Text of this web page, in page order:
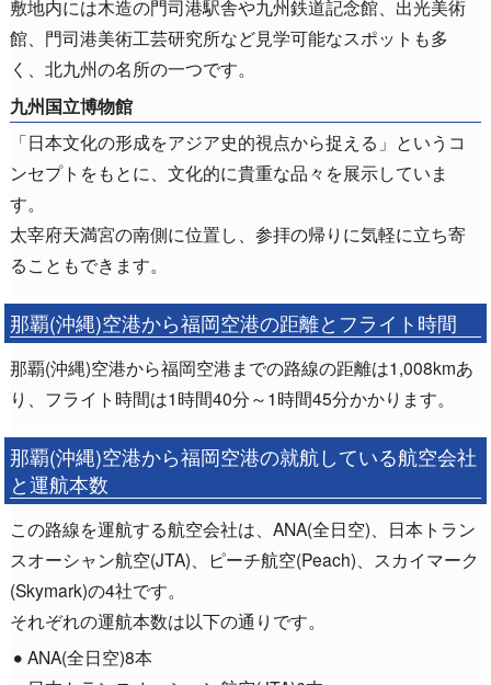
敷地内には木造の門司港駅舎や九州鉄道記念館、出光美術
館、門司港美術工芸研究所など見学可能なスポットも多
く、北九州の名所の一つです。
九州国立博物館
「日本文化の形成をアジア史的視点から捉える」というコ
ンセプトをもとに、文化的に貴重な品々を展示していま
す。
太宰府天満宮の南側に位置し、参拝の帰りに気軽に立ち寄
ることもできます。
那覇(沖縄)空港から福岡空港の距離とフライト時間
那覇(沖縄)空港から福岡空港までの路線の距離は1,008kmあ
り、フライト時間は1時間40分～1時間45分かかります。
那覇(沖縄)空港から福岡空港の就航している航空会社
と運航本数
この路線を運航する航空会社は、ANA(全日空)、日本トラン
スオーシャン航空(JTA)、ピーチ航空(Peach)、スカイマーク
(Skymark)の4社です。
それぞれの運航本数は以下の通りです。
ANA(全日空)8本